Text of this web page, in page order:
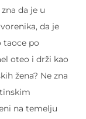
da je u
da je
taoce po
oteo i drži kao
žena? Ne zna
na temelju